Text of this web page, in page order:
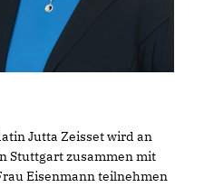
Jutta Zeisset wird an
Stuttgart zusammen mit
Eisenmann teilnehmen